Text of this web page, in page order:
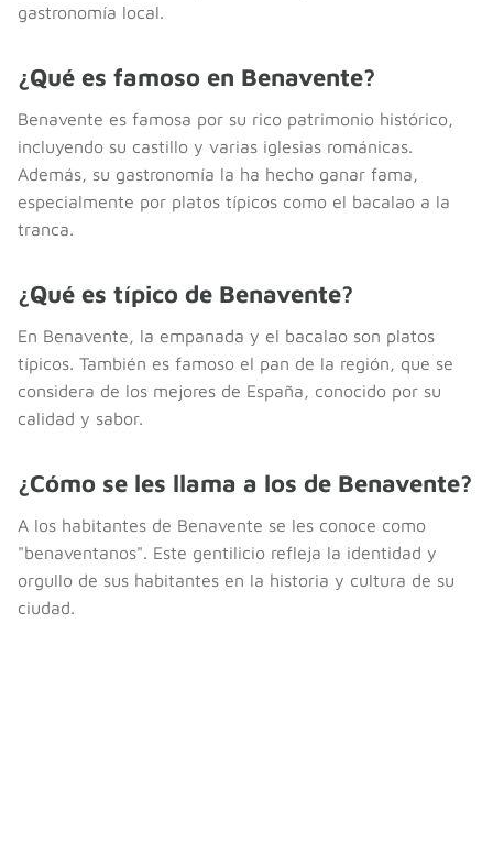
gastronomía local.
¿Qué es famoso en Benavente?
Benavente es famosa por su rico patrimonio histórico,
incluyendo su castillo y varias iglesias románicas.
Además, su gastronomía la ha hecho ganar fama,
especialmente por platos típicos como el bacalao a la
tranca.
¿Qué es típico de Benavente?
En Benavente, la empanada y el bacalao son platos
típicos. También es famoso el pan de la región, que se
considera de los mejores de España, conocido por su
calidad y sabor.
¿Cómo se les llama a los de Benavente?
A los habitantes de Benavente se les conoce como
"benaventanos". Este gentilicio refleja la identidad y
orgullo de sus habitantes en la historia y cultura de su
ciudad.